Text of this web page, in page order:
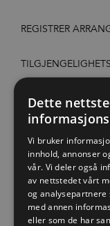
REGISTRER
PERSONVERN &
EXTRANET
KONTAKT OSS
Dette
Vi bruker
innhold, annonser
vår. Vi deler også
av nettstedet vårt
og analysepartnere
med annen
eller som de har